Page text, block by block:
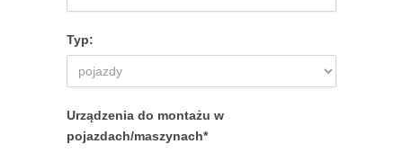
Typ:
Urządzenia do montażu w
pojazdach/maszynach*